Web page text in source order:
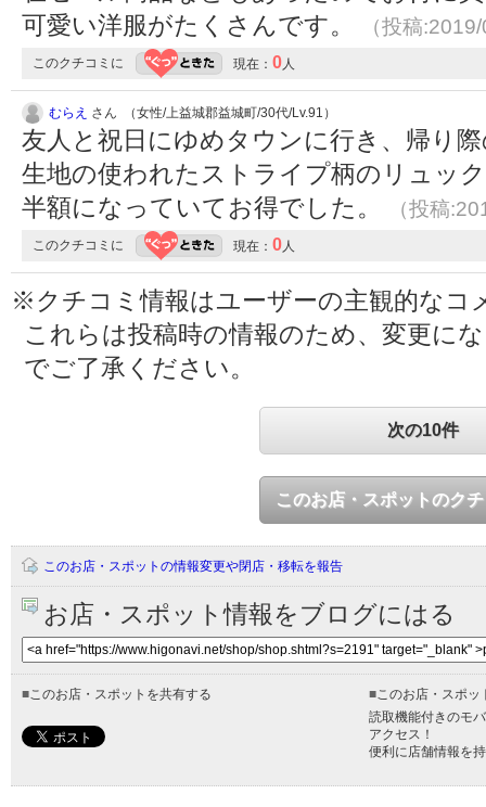
可愛い洋服がたくさんです。
（投稿
このクチコミに 現在： 0人
むらえ さん （女性/上益城郡益城町/30代/Lv.91）
友人と祝日にゆめタウンに行き、帰り
生地の使われたストライプ柄のリュッ
半額になっていてお得でした。
（投稿
このクチコミに 現在： 0人
※クチコミ情報はユーザーの主観的なコ
これらは投稿時の情報のため、変更に
でご了承ください。
次の10件
このお店・スポットのク
このお店・スポットの情報変更や閉店・移転を報告
お店・スポット情報をブログにはる
■このお店・スポットを共有する ■このお店・スポッ
読取機能付きのモ
アクセス！
便利に店舗情報を